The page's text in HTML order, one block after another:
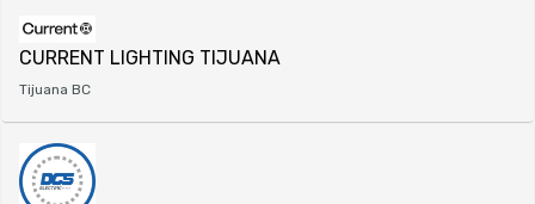
CURRENT LIGHTING TIJUANA
Tijuana BC